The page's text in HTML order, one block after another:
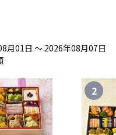
月01日 ～ 2026年08月07日
2